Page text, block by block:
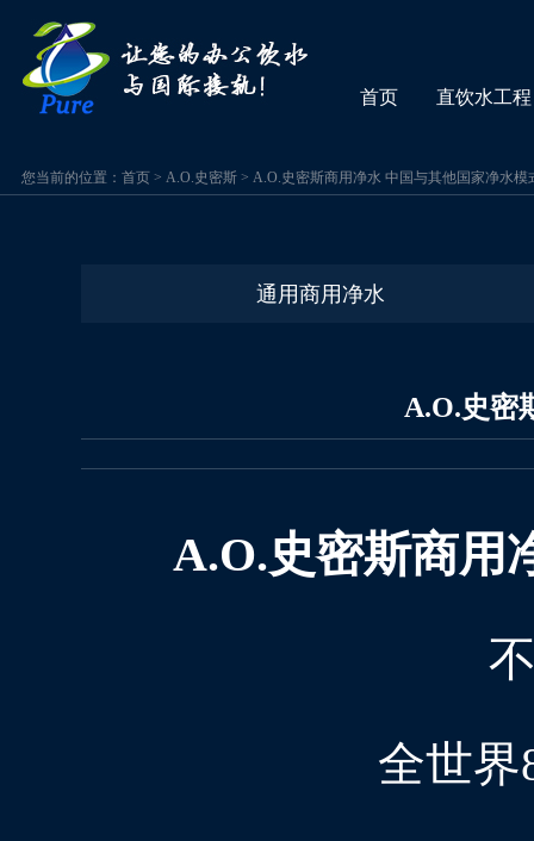
首页 直饮水工程
您当前的位置： 首页> A.O.史密斯> A.O.史密斯商用净水 中国与其他国家净水模
通用商用净水
A.O.史密
A.O.史密斯商用
全世界